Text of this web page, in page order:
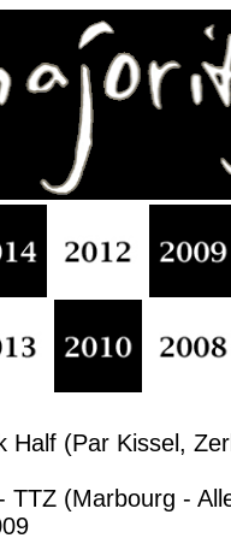
Half (Par Kissel,
TTZ (Marbourg -